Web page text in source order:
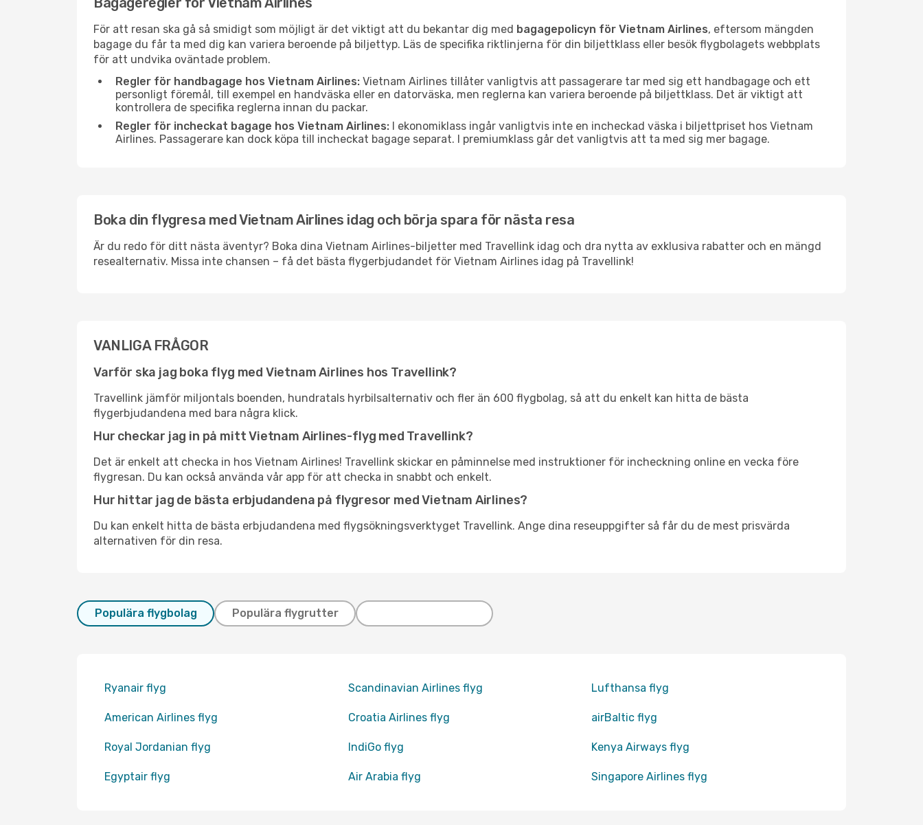
För att resan ska gå så smidigt som möjligt är det viktigt att du bekantar dig med bagagepolicyn för Vietnam Airlines, eftersom mängden
bagage du får ta med dig kan variera beroende på biljettyp. Läs de specifika riktlinjerna för din biljettklass eller besök flygbolagets webbplats
för att undvika oväntade problem.
Regler för handbagage hos Vietnam Airlines: Vietnam Airlines tillåter vanligtvis att passagerare tar med sig ett handbagage och ett
personligt föremål, till exempel en handväska eller en datorväska, men reglerna kan variera beroende på biljettklass. Det är viktigt att
kontrollera de specifika reglerna innan du packar.
Regler för incheckat bagage hos Vietnam Airlines: I ekonomiklass ingår vanligtvis inte en incheckad väska i biljettpriset hos Vietnam
Airlines. Passagerare kan dock köpa till incheckat bagage separat. I premiumklass går det vanligtvis att ta med sig mer bagage.
Boka din flygresa med Vietnam Airlines idag och börja spara för nästa resa
Är du redo för ditt nästa äventyr? Boka dina Vietnam Airlines-biljetter med Travellink idag och dra nytta av exklusiva rabatter och en mängd
resealternativ. Missa inte chansen – få det bästa flygerbjudandet för Vietnam Airlines idag på Travellink!
VANLIGA FRÅGOR
Varför ska jag boka flyg med Vietnam Airlines hos Travellink?
Travellink jämför miljontals boenden, hundratals hyrbilsalternativ och fler än 600 flygbolag, så att du enkelt kan hitta de bästa
flygerbjudandena med bara några klick.
Hur checkar jag in på mitt Vietnam Airlines-flyg med Travellink?
Det är enkelt att checka in hos Vietnam Airlines! Travellink skickar en påminnelse med instruktioner för incheckning online en vecka före
flygresan. Du kan också använda vår app för att checka in snabbt och enkelt.
Hur hittar jag de bästa erbjudandena på flygresor med Vietnam Airlines?
Du kan enkelt hitta de bästa erbjudandena med flygsökningsverktyget Travellink. Ange dina reseuppgifter så får du de mest prisvärda
alternativen för din resa.
Populära flygbolag Populära flygrutter
Ryanair flyg Scandinavian Airlines flyg Lufthansa flyg
American Airlines flyg Croatia Airlines flyg airBaltic flyg
Royal Jordanian flyg IndiGo flyg Kenya Airways flyg
Egyptair flyg Air Arabia flyg Singapore Airlines flyg